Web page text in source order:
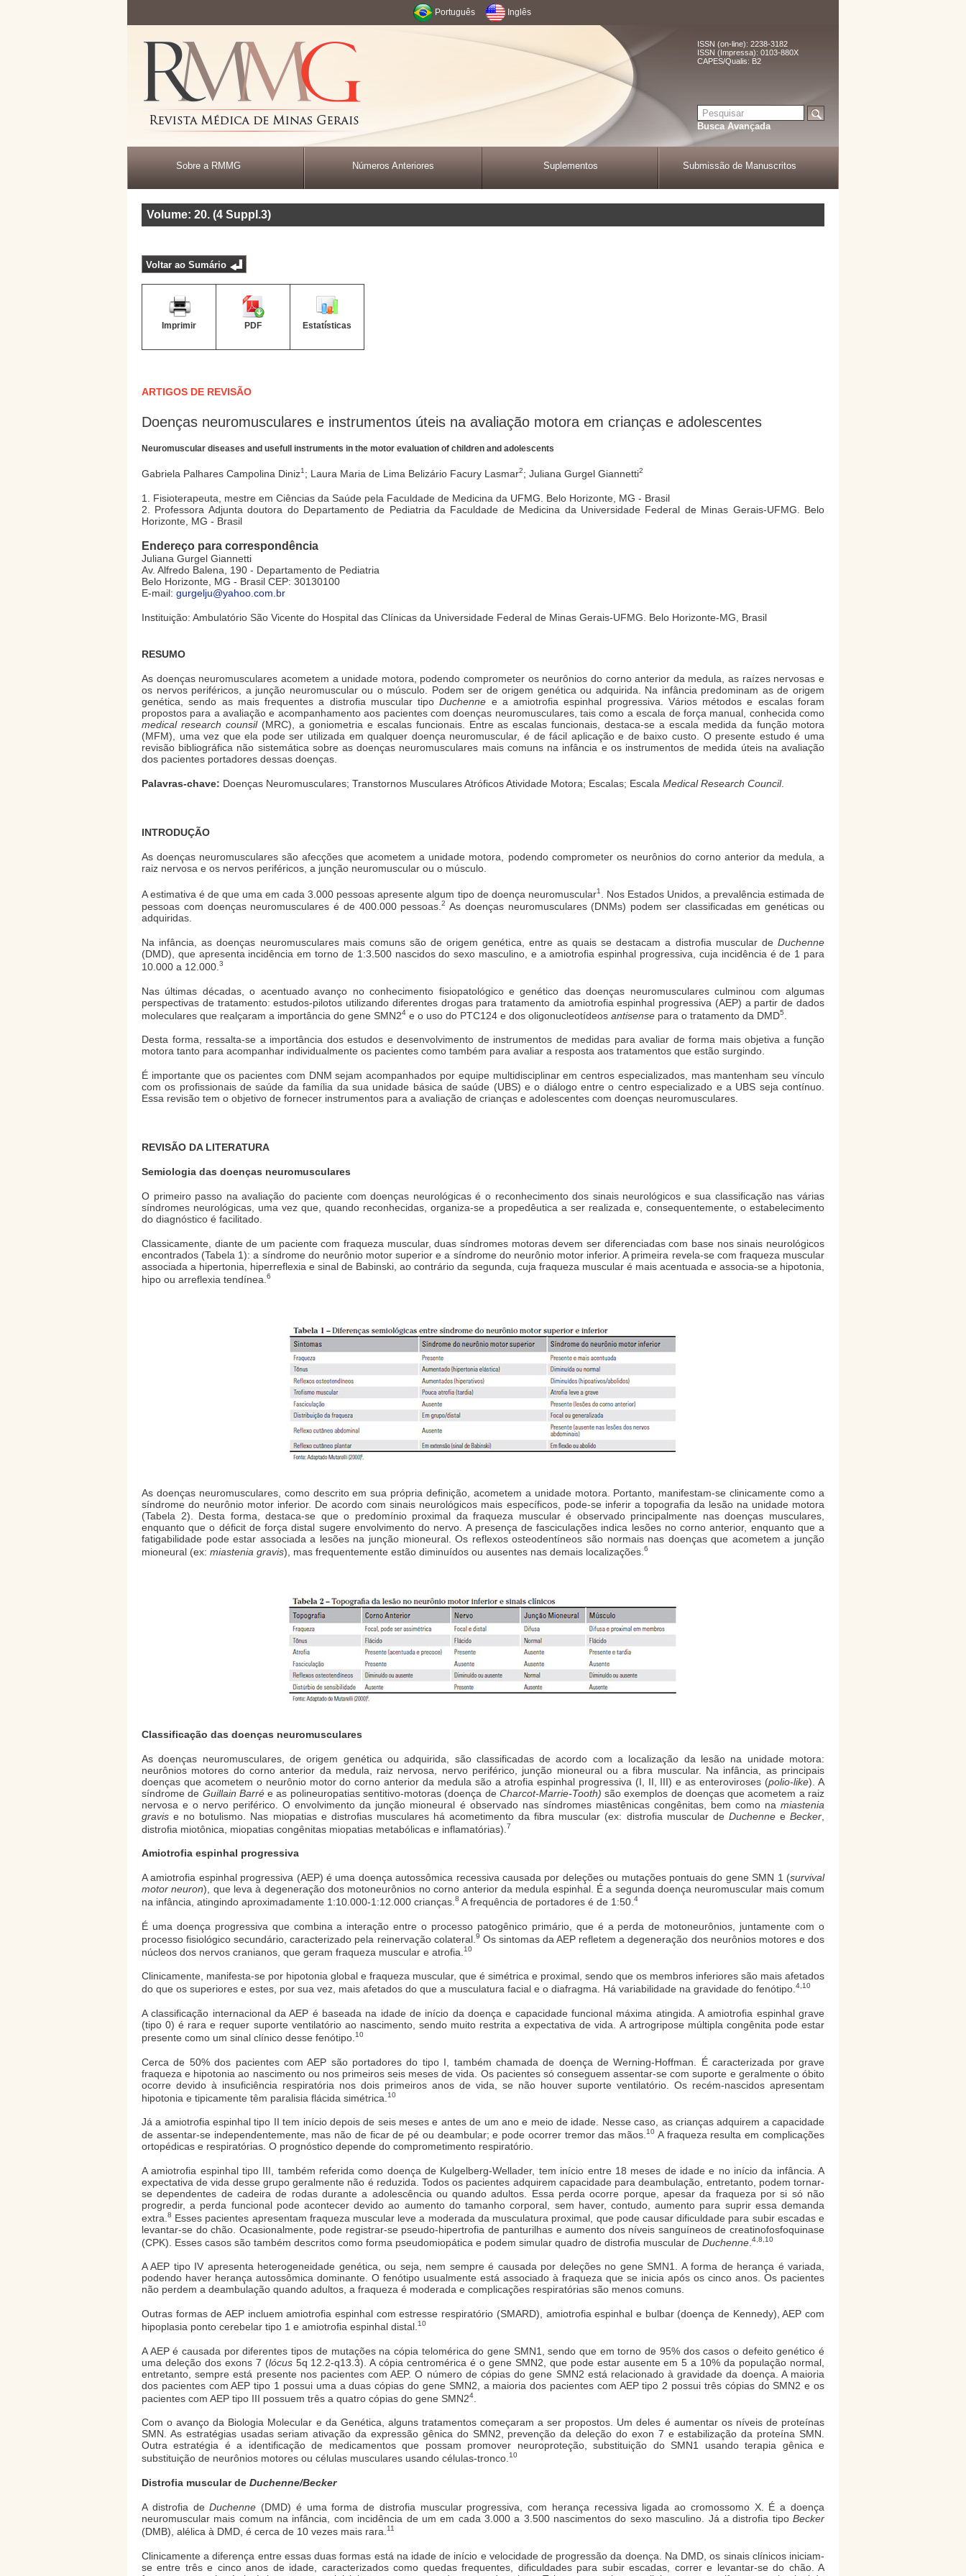
Português Inglês
ISSN (on-line): 2238-3182
ISSN (Impressa): 0103-880X
CAPES/Qualis: B2
Busca Avançada
Sobre a RMMG Números Anteriores Suplementos Submissão de Manuscritos
Volume: 20. (4 Suppl.3)
Voltar ao Sumário
Imprimir PDF Estatísticas
ARTIGOS DE REVISÃO
Doenças neuromusculares e instrumentos úteis na avaliação motora em crianças e adolescentes
Neuromuscular diseases and usefull instruments in the motor evaluation of children and adolescents
Gabriela Palhares Campolina Diniz1 ; Laura Maria de Lima Belizário Facury Lasmar2; Juliana Gurgel Giannetti2
1. Fisioterapeuta, mestre em Ciências da Saúde pela Faculdade de Medicina da UFMG. Belo Horizonte, MG - Brasil
2. Professora Adjunta doutora do Departamento de Pediatria da Faculdade de Medicina da Universidade Federal de Minas Gerais-UFMG. Belo
Horizonte, MG - Brasil
Endereço para correspondência
Juliana Gurgel Giannetti
Av. Alfredo Balena, 190 - Departamento de Pediatria
Belo Horizonte, MG - Brasil CEP: 30130100
E-mail: gurgelju@yahoo.com.br
Instituição: Ambulatório São Vicente do Hospital das Clínicas da Universidade Federal de Minas Gerais-UFMG. Belo Horizonte-MG, Brasil
RESUMO
As doenças neuromusculares acometem a unidade motora, podendo comprometer os neurônios do corno anterior da medula, as raízes nervosas e
os nervos periféricos, a junção neuromuscular ou o músculo. Podem ser de origem genética ou adquirida. Na infância predominam as de origem
genética, sendo as mais frequentes a distrofia muscular tipoDuchenne e a amiotrofia espinhal progressiva. Vários métodos e escalas foram
propostos para a avaliação e acompanhamento aos pacientes com doenças neuromusculares, tais como a escala de força manual, conhecida como
medical research counsil(MRC), a goniometria e escalas funcionais. Entre as escalas funcionais, destaca-se a escala medida da função motora
(MFM), uma vez que ela pode ser utilizada em qualquer doença neuromuscular, é de fácil aplicação e de baixo custo. O presente estudo é uma
revisão bibliográfica não sistemática sobre as doenças neuromusculares mais comuns na infância e os instrumentos de medida úteis na avaliação
dos pacientes portadores dessas doenças.
Palavras-chave: Doenças Neuromusculares; Transtornos Musculares Atróficos Atividade Motora; Escalas; Escala Medical Research Council.
INTRODUÇÃO
As doenças neuromusculares são afecções que acometem a unidade motora, podendo comprometer os neurônios do corno anterior da medula, a
raiz nervosa e os nervos periféricos, a junção neuromuscular ou o músculo.
A estimativa é de que uma em cada 3.000 pessoas apresente algum tipo de doença neuromuscular1
. Nos Estados Unidos, a prevalência estimada de
pessoas com doenças neuromusculares é de 400.000 pessoas.2 As doenças neuromusculares (DNMs) podem ser classificadas em genéticas ou
adquiridas.
Na infância, as doenças neuromusculares mais comuns são de origem genética, entre as quais se destacam a distrofia muscular de Duchenne
(DMD), que apresenta incidência em torno de 1:3.500 nascidos do sexo masculino, e a amiotrofia espinhal progressiva, cuja incidência é de 1 para
10.000 a 12.000. 3
Nas últimas décadas, o acentuado avanço no conhecimento fisiopatológico e genético das doenças neuromusculares culminou com algumas
perspectivas de tratamento: estudos-pilotos utilizando diferentes drogas para tratamento da amiotrofia espinhal progressiva (AEP) a partir de dados
moleculares que realçaram a importância do gene SMN24 e o uso do PTC124 e dos oligonucleotídeos antisense para o tratamento da DMD5
Desta forma, ressalta-se a importância dos estudos e desenvolvimento de instrumentos de medidas para avaliar de forma mais objetiva a função
motora tanto para acompanhar individualmente os pacientes como também para avaliar a resposta aos tratamentos que estão surgindo.
É importante que os pacientes com DNM sejam acompanhados por equipe multidisciplinar em centros especializados, mas mantenham seu vínculo
com os profissionais de saúde da família da sua unidade básica de saúde (UBS) e o diálogo entre o centro especializado e a UBS seja contínuo.
Essa revisão tem o objetivo de fornecer instrumentos para a avaliação de crianças e adolescentes com doenças neuromusculares.
REVISÃO DA LITERATURA
Semiologia das doenças neuromusculares
O primeiro passo na avaliação do paciente com doenças neurológicas é o reconhecimento dos sinais neurológicos e sua classificação nas várias
síndromes neurológicas, uma vez que, quando reconhecidas, organiza-se a propedêutica a ser realizada e, consequentemente, o estabelecimento
do diagnóstico é facilitado.
Classicamente, diante de um paciente com fraqueza muscular, duas síndromes motoras devem ser diferenciadas com base nos sinais neurológicos
encontrados (Tabela 1): a síndrome do neurônio motor superior e a síndrome do neurônio motor inferior. A primeira revela-se com fraqueza muscular
associada a hipertonia, hiperreflexia e sinal de Babinski, ao contrário da segunda, cuja fraqueza muscular é mais acentuada e associa-se a hipotonia,
hipo ou arreflexia tendínea. 6
As doenças neuromusculares, como descrito em sua própria definição, acometem a unidade motora. Portanto, manifestam-se clinicamente como a
síndrome do neurônio motor inferior. De acordo com sinais neurológicos mais específicos, pode-se inferir a topografia da lesão na unidade motora
(Tabela 2). Desta forma, destaca-se que o predomínio proximal da fraqueza muscular é observado principalmente nas doenças musculares,
enquanto que o déficit de força distal sugere envolvimento do nervo. A presença de fasciculações indica lesões no corno anterior, enquanto que a
fatigabilidade pode estar associada a lesões na junção mioneural. Os reflexos osteodentíneos são normais nas doenças que acometem a junção
mioneural (ex: miastenia gravis), mas frequentemente estão diminuídos ou ausentes nas demais localizações. 6
Classificação das doenças neuromusculares
As doenças neuromusculares, de origem genética ou adquirida, são classificadas de acordo com a localização da lesão na unidade motora:
neurônios motores do corno anterior da medula, raiz nervosa, nervo periférico, junção mioneural ou a fibra muscular. Na infância, as principais
doenças que acometem o neurônio motor do corno anterior da medula são a atrofia espinhal progressiva (I, II, III) e as enteroviroses (polio-like). A
síndrome de Guillain Barrée as polineuropatias sentitivo-motoras (doença de Charcot-Marrie-Tooth) são exemplos de doenças que acometem a raiz
nervosa e o nervo periférico. O envolvimento da junção mioneural é observado nas síndromes miastênicas congênitas, bem como na miastenia
gravis e no botulismo. Nas miopatias e distrofias musculares há acometimento da fibra muscular (ex: distrofia muscular de DuchenneeBecker
distrofia miotônica, miopatias congênitas miopatias metabólicas e inflamatórias). 7
Amiotrofia espinhal progressiva
A amiotrofia espinhal progressiva (AEP) é uma doença autossômica recessiva causada por deleções ou mutações pontuais do gene SMN 1 (survival
motor neuron), que leva à degeneração dos motoneurônios no corno anterior da medula espinhal. É a segunda doença neuromuscular mais comum
na infância, atingindo aproximadamente 1:10.000-1:12.000 crianças. 8 A frequência de portadores é de 1:50. 4
É uma doença progressiva que combina a interação entre o processo patogênico primário, que é a perda de motoneurônios, juntamente com o
processo fisiológico secundário, caracterizado pela reinervação colateral. 9 Os sintomas da AEP refletem a degeneração dos neurônios motores e dos
núcleos dos nervos cranianos, que geram fraqueza muscular e atrofia. 10
Clinicamente, manifesta-se por hipotonia global e fraqueza muscular, que é simétrica e proximal, sendo que os membros inferiores são mais afetados
do que os superiores e estes, por sua vez, mais afetados do que a musculatura facial e o diafragma. Há variabilidade na gravidade do fenótipo. 4,10
A classificação internacional da AEP é baseada na idade de início da doença e capacidade funcional máxima atingida. A amiotrofia espinhal grave
(tipo 0) é rara e requer suporte ventilatório ao nascimento, sendo muito restrita a expectativa de vida. A artrogripose múltipla congênita pode estar
presente como um sinal clínico desse fenótipo. 10
Cerca de 50% dos pacientes com AEP são portadores do tipo I, também chamada de doença de Werning-Hoffman. É caracterizada por grave
fraqueza e hipotonia ao nascimento ou nos primeiros seis meses de vida. Os pacientes só conseguem assentar-se com suporte e geralmente o óbito
ocorre devido à insuficiência respiratória nos dois primeiros anos de vida, se não houver suporte ventilatório. Os recém-nascidos apresentam
hipotonia e tipicamente têm paralisia flácida simétrica. 10
Já a amiotrofia espinhal tipo II tem início depois de seis meses e antes de um ano e meio de idade. Nesse caso, as crianças adquirem a capacidade
de assentar-se independentemente, mas não de ficar de pé ou deambular; e pode ocorrer tremor das mãos.10 A fraqueza resulta em complicações
ortopédicas e respiratórias. O prognóstico depende do comprometimento respiratório.
A amiotrofia espinhal tipo III, também referida como doença de Kulgelberg-Wellader, tem início entre 18 meses de idade e no início da infância. A
expectativa de vida desse grupo geralmente não é reduzida. Todos os pacientes adquirem capacidade para deambulação, entretanto, podem tornar-
se dependentes de cadeira de rodas durante a adolescência ou quando adultos. Essa perda ocorre porque, apesar da fraqueza por si só não
progredir, a perda funcional pode acontecer devido ao aumento do tamanho corporal, sem haver, contudo, aumento para suprir essa demanda
extra. 8 Esses pacientes apresentam fraqueza muscular leve a moderada da musculatura proximal, que pode causar dificuldade para subir escadas e
levantar-se do chão. Ocasionalmente, pode registrar-se pseudo-hipertrofia de panturilhas e aumento dos níveis sanguíneos de creatinofosfoquinase
(CPK). Esses casos são também descritos como forma pseudomiopática e podem simular quadro de distrofia muscular de Duchenne 4,8,10
A AEP tipo IV apresenta heterogeneidade genética, ou seja, nem sempre é causada por deleções no gene SMN1. A forma de herança é variada,
podendo haver herança autossômica dominante. O fenótipo usualmente está associado à fraqueza que se inicia após os cinco anos. Os pacientes
não perdem a deambulação quando adultos, a fraqueza é moderada e complicações respiratórias são menos comuns.
Outras formas de AEP incluem amiotrofia espinhal com estresse respiratório (SMARD), amiotrofia espinhal e bulbar (doença de Kennedy), AEP com
hipoplasia ponto cerebelar tipo 1 e amiotrofia espinhal distal. 10
A AEP é causada por diferentes tipos de mutações na cópia telomérica do gene SMN1, sendo que em torno de 95% dos casos o defeito genético é
uma deleção dos exons 7 (lócus5q 12.2-q13.3). A cópia centromérica é o gene SMN2, que pode estar ausente em 5 a 10% da população normal,
entretanto, sempre está presente nos pacientes com AEP. O número de cópias do gene SMN2 está relacionado à gravidade da doença. A maioria
dos pacientes com AEP tipo 1 possui uma a duas cópias do gene SMN2, a maioria dos pacientes com AEP tipo 2 possui três cópias do SMN2 e os
pacientes com AEP tipo III possuem três a quatro cópias do gene SMN24
Com o avanço da Biologia Molecular e da Genética, alguns tratamentos começaram a ser propostos. Um deles é aumentar os níveis de proteínas
SMN. As estratégias usadas seriam ativação da expressão gênica do SMN2, prevenção da deleção do exon 7 e estabilização da proteína SMN.
Outra estratégia é a identificação de medicamentos que possam promover neuroproteção, substituição do SMN1 usando terapia gênica e
substituição de neurônios motores ou células musculares usando células-tronco. 10
Distrofia muscular de Duchenne/Becker
A distrofia deDuchenne (DMD) é uma forma de distrofia muscular progressiva, com herança recessiva ligada ao cromossomo X. É a doença
neuromuscular mais comum na infância, com incidência de um em cada 3.000 a 3.500 nascimentos do sexo masculino. Já a distrofia tipo Becker
(DMB), alélica à DMD, é cerca de 10 vezes mais rara. 11
Clinicamente a diferença entre essas duas formas está na idade de início e velocidade de progressão da doença. Na DMD, os sinais clínicos iniciam-
se entre três e cinco anos de idade, caracterizados como quedas frequentes, dificuldades para subir escadas, correr e levantar-se do chão. A